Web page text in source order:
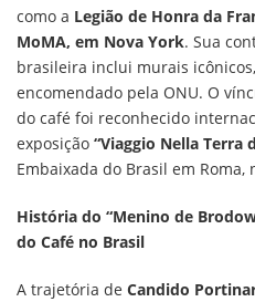
como a Legião de Honra da
MoMA, em Nova York. Sua
brasileira inclui murais
encomendado pela ONU. O
do café foi reconhecido
exposição “Viaggio Nella Terra
Embaixada do Brasil em Roma,
História do “Menino de
do Café no Brasil
A trajetória de Candido